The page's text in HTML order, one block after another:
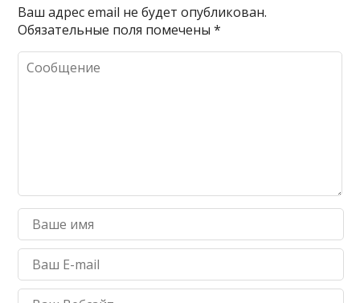
Ваш адрес email не будет опубликован.
Обязательные поля помечены*